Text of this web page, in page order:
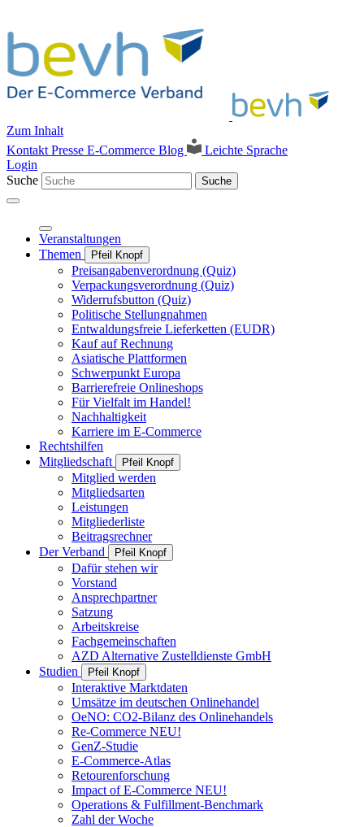
Zum Inhalt
Kontakt Presse E-Commerce Blog
Leichte Sprache
Login
Suche
Suche
Veranstaltungen
Themen
Pfeil Knopf
Preisangabenverordnung (Quiz)
Verpackungsverordnung (Quiz)
Widerrufsbutton (Quiz)
Politische Stellungnahmen
Entwaldungsfreie Lieferketten (EUDR)
Kauf auf Rechnung
Asiatische Plattformen
Schwerpunkt Europa
Barrierefreie Onlineshops
Für Vielfalt im Handel!
Nachhaltigkeit
Karriere im E-Commerce
Rechtshilfen
Mitgliedschaft
Pfeil Knopf
Mitglied werden
Mitgliedsarten
Leistungen
Mitgliederliste
Beitragsrechner
Der Verband
Pfeil Knopf
Dafür stehen wir
Vorstand
Ansprechpartner
Satzung
Arbeitskreise
Fachgemeinschaften
AZD Alternative Zustelldienste GmbH
Studien
Pfeil Knopf
Interaktive Marktdaten
Umsätze im deutschen Onlinehandel
OeNO: CO2-Bilanz des Onlinehandels
Re-Commerce NEU!
GenZ-Studie
E-Commerce-Atlas
Retourenforschung
Impact of E-Commerce NEU!
Operations & Fulfillment-Benchmark
Zahl der Woche